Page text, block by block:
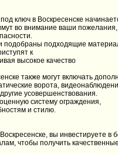
ключ в Воскресенске
во внимание ваши пожелания,
подобраны подходящие
к
высокое качество
также могут включать
ворота,
усовершенствования.
систему ограждения,
и стилю.
вы инвестируете в
чтобы получить качественные